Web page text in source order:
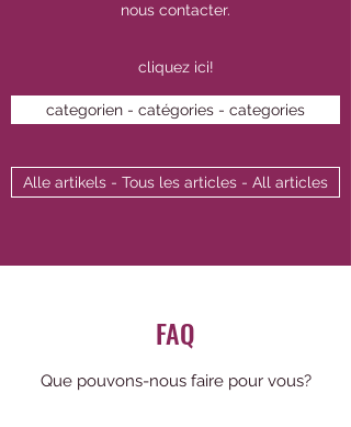
nous contacter.
cliquez ici!
categorien - catégories - categories
Alle artikels - Tous les articles - All articles
FAQ
Que pouvons-nous faire pour vous?